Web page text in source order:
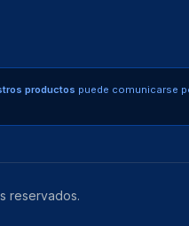
productos puede comunicarse
reservados.